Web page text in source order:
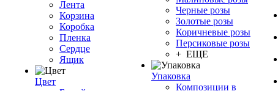
Лента
Корзина
Коробка
Пленка
Сердце
Ящик
Цвет
Черные розы
Золотые розы
Коричневые розы
Персиковые розы
+ ЕЩЕ
Упаковка
Композиции в